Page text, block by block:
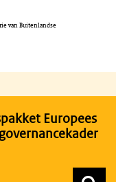
van Buitenlandse
Europees